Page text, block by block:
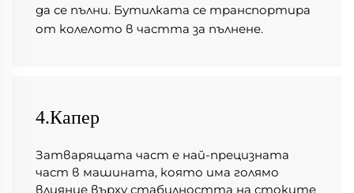
да се пълни. Бутилката се транспортира
от колелото в частта за пълнене.
4.Капер
Затварящата част е най-прецизната
част в машината, която има голямо
влияние върху стабилността на стоките